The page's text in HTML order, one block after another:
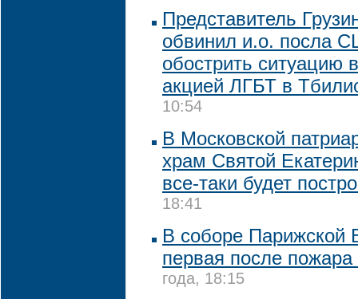
Представитель
обвинил и.о. посла
обострить ситуацию
акцией ЛГБТ в
10:54
В Московской
храм Святой
все-таки будет
18:41
В соборе Парижской
первая после
года, 18:15